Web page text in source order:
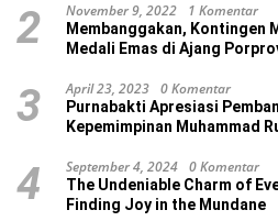
2 November 9, 2022 1 Komentar
Membanggakan, Kontingen
Medali Emas di Ajang
3 April 23, 2023 0 Komentar
Purnabakti Apresiasi
Kepemimpinan Muhammad
4 September 4, 2024 0 Komentar
The Undeniable Charm of
Finding Joy in the Mundane